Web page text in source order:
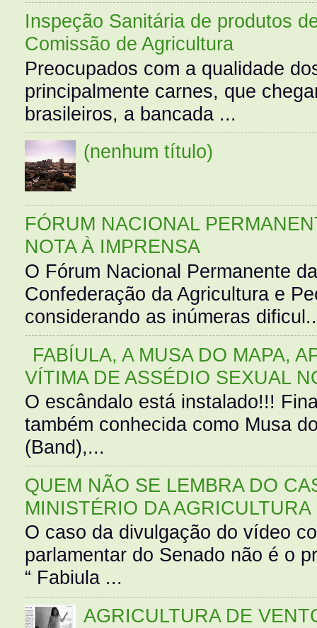
Inspeção Sanitária de produtos
Comissão de Agricultura
Preocupados com a qualidade
principalmente carnes, que
brasileiros, a bancada ...
(nenhum título)
FÓRUM NACIONAL
NOTA À IMPRENSA
O Fórum Nacional Permanente
Confederação da Agricultura e
considerando as inúmeras
FABÍULA, A MUSA DO MAPA,
VÍTIMA DE ASSÉDIO SEXUAL
O escândalo está instalado!!!
também conhecida como Musa
(Band),...
QUEM NÃO SE LEMBRA DO
MINISTÉRIO DA AGRICULTURA
O caso da divulgação do vídeo
parlamentar do Senado não é o
“ Fabiula ...
AGRICULTURA DE